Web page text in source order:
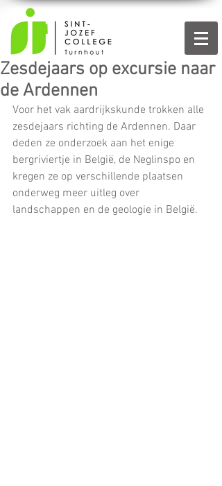
Zesdejaars op excursie naar
de Ardennen
Voor het vak aardrijkskunde trokken alle
zesdejaars richting de Ardennen. Daar
deden ze onderzoek aan het enige
bergriviertje in België, de Neglinspo en
kregen ze op verschillende plaatsen
onderweg meer uitleg over
landschappen en de geologie in België.